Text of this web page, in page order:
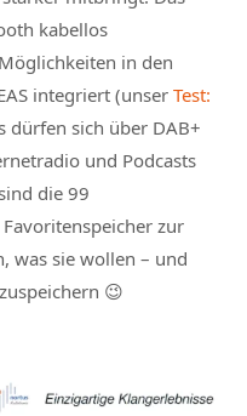
kabellos
in den
integriert (unser Test:
dürfen sich über DAB+
und Podcasts
die 99
zur
was sie wollen – und
😉